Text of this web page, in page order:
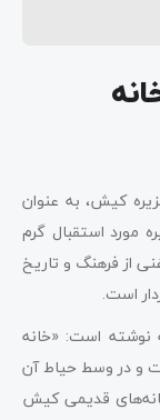
کیش، به عنوان
مورد استقبال گرم
از فرهنگ و تاریخ
است.
نوشته است: «خانه
و در وسط حیاط آن
خانه‌های قدیمی کیش